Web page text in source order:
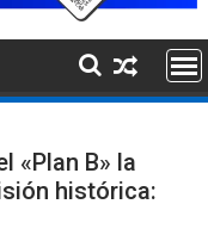
B» la
histórica: